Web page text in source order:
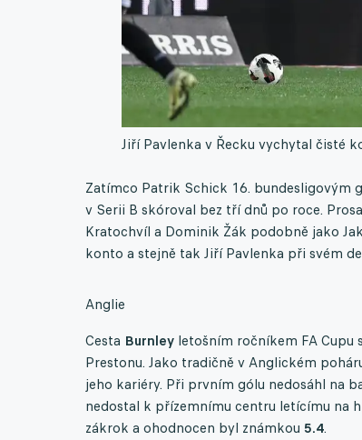
Jiří Pavlenka v Řecku vychytal čisté
Zatímco Patrik Schick 16. bundesligovým
v Serii B skóroval bez tří dnů po roce.
Kratochvíl a Dominik Žák podobně jako
konto a stejně tak Jiří Pavlenka při svém
Anglie
Cesta Burnley letošním ročníkem FA
Prestonu. Jako tradičně v Anglickém
jeho kariéry. Při prvním gólu nedosáhl na
nedostal k přízemnímu centru letícímu na
zákrok a ohodnocen byl známkou 5.4.